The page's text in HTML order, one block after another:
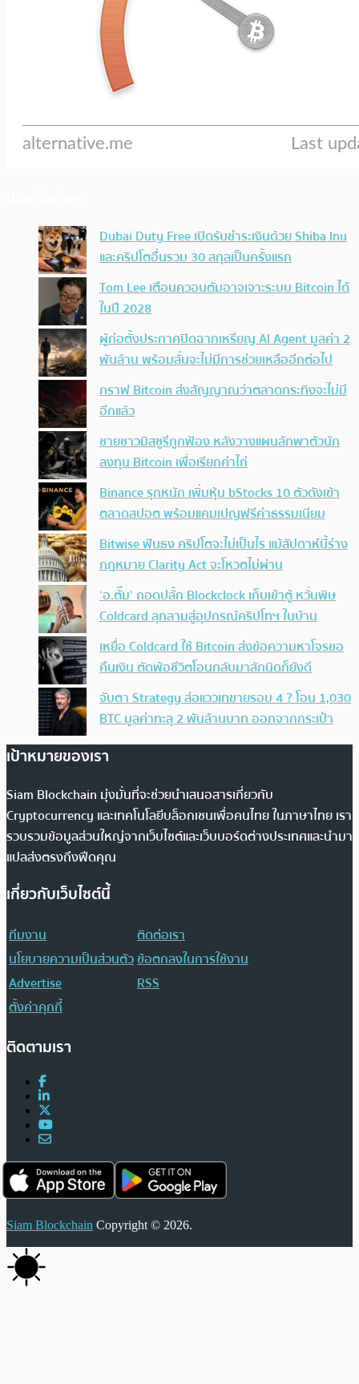
Dubai Duty Free เปิดรับชำระเงินด้วย Shiba Inu
และคริปโตอื่นรวม 30 สกุลเป็นครั้งแรก
Tom Lee เตือนควอนตัมอาจเจาะระบบ Bitcoin ได้
ในปี 2028
ผู้ก่อตั้งประกาศปิดฉากเหรียญ AI Agent มูลค่า 2
พันล้าน พร้อมลั่นจะไม่มีการช่วยเหลืออีกต่อไป
กราฟ Bitcoin ส่งสัญญาณว่าตลาดกระทิงจะไม่มี
อีกแล้ว
ชายชาวมิสซูรีถูกฟ้อง หลังวางแผนลักพาตัวนัก
ลงทุน Bitcoin เพื่อเรียกค่าไถ่
Binance รุกหนัก เพิ่มหุ้น bStocks 10 ตัวดังเข้า
ตลาดสปอต พร้อมแคมเปญฟรีค่าธรรมเนียม
Bitwise ฟันธง คริปโตจะไม่เป็นไร แม้สัปดาห์นี้ร่าง
กฎหมาย Clarity Act จะโหวตไม่ผ่าน
‘อ.ตั๊ม’ ถอดปลั้ก Blockclock เก็บเข้าตู้ หวั่นพิษ
Coldcard ลุกลามสู่อุปกรณ์คริปโทฯ ในบ้าน
เหยื่อ Coldcard ใช้ Bitcoin ส่งข้อความหาโจรขอ
คืนเงิน ตัดพ้อชีวิตโอนกลับมาสักนิดก็ยังดี
จับตา Strategy ส่อแววเทขายรอบ 4 ? โอน 1,030
BTC มูลค่าทะลุ 2 พันล้านบาท ออกจากกระเป๋า
เป้าหมายของเรา
Siam Blockchain มุ่งมั่นที่จะช่วยนำเสนอสารเกี่ยวกับ
Cryptocurrency และเทคโนโลยีบล็อกเชนเพื่อคนไทย ในภาษาไทย เรา
รวบรวมข้อมูลส่วนใหญ่จากเว็บไซต์และเว็บบอร์ดต่างประเทศและนำมา
แปลส่งตรงถึงฟีดคุณ
เกี่ยวกับเว็บไซต์นี้
ทีมงาน
ติดต่อเรา
นโยบายความเป็นส่วนตัวข้อตกลงในการใช้งาน
Advertise
RSS
ตั้งค่าคุกกี้
ติดตามเรา
Siam Blockchain Copyright © 2026.